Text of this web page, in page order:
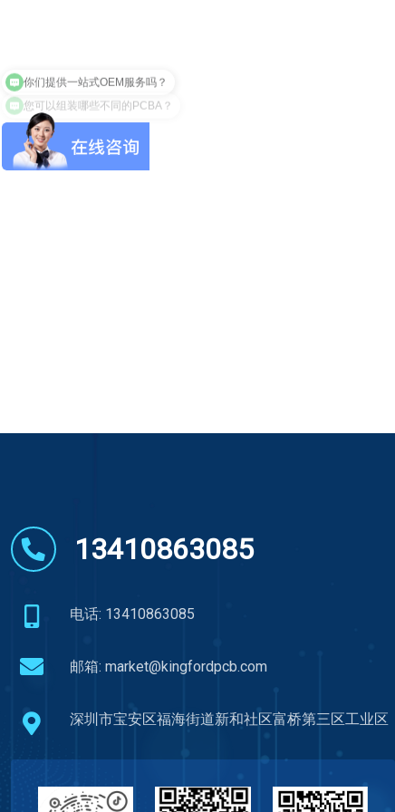
13410863085
电话: 13410863085
邮箱: market@kingfordpcb.com
深圳市宝安区福海街道新和社区富桥第三区工业区